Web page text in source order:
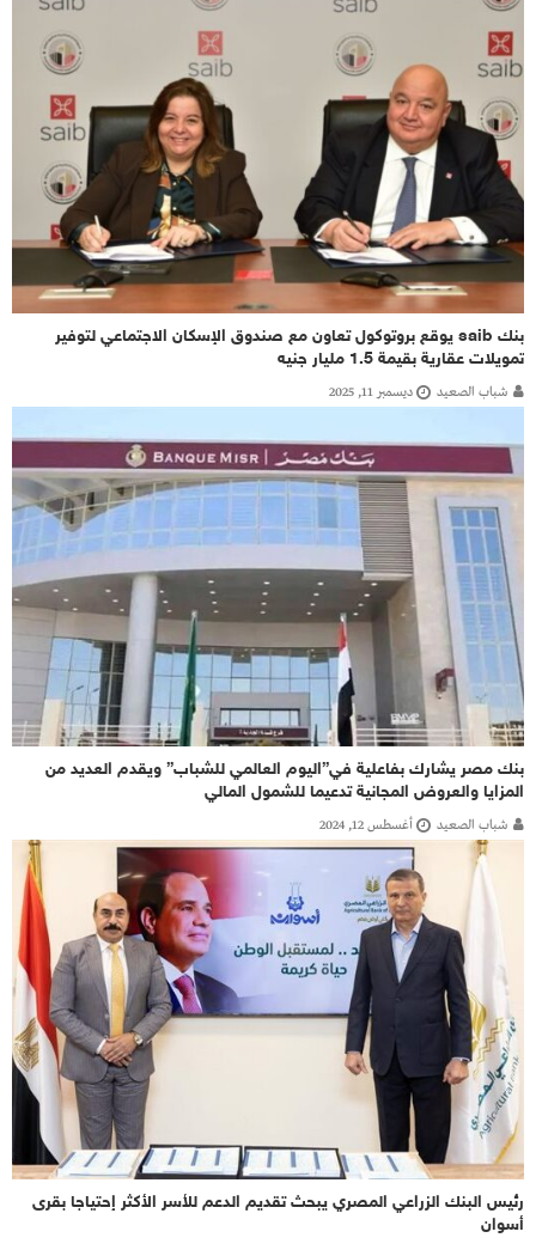
بنك saib يوقع بروتوكول تعاون مع صندوق الإسكان الاجتماعي لتوفير
تمويلات عقارية بقيمة 1.5 مليار جنيه
شباب الصعيد ديسمبر 11, 2025
بنك مصر يشارك بفاعلية في”اليوم العالمي للشباب” ويقدم العديد من
المزايا والعروض المجانية تدعيما للشمول المالي
شباب الصعيد أغسطس 12, 2024
رئيس البنك الزراعي المصري يبحث تقديم الدعم للأسر الأكثر إحتياجا بقرى
أسوان